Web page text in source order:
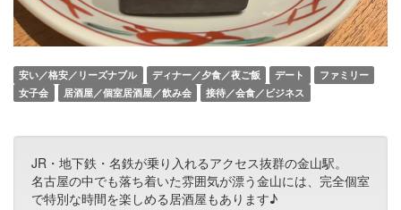
安い／格安／リーズナブル ディナー／夕食／夜ご飯 デート
ファミリー
女子会
居酒屋／個室居酒屋／飲み会 接待／会食／ビジネス
JR・地下鉄・名鉄が乗り入れるアクセス抜群の金山駅。
名古屋の中でも落ち着いた雰囲気が漂う金山には、完全個室
で特別な時間を楽しめる居酒屋もあります♪